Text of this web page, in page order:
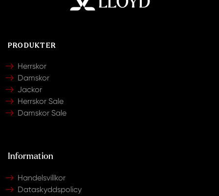
PRODUKTER
Herrskor
Damskor
Jackor
Herrskor Sale
Damskor Sale
Information
Handelsvillkor
Dataskyddspolicy